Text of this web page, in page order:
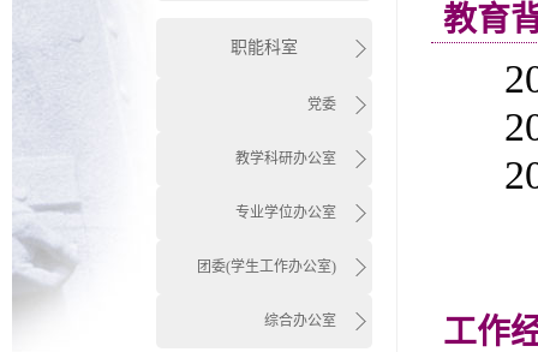
职能科室
党委
教学科研办公室
专业学位办公室
团委(学生工作办公室)
综合办公室
教育
工作